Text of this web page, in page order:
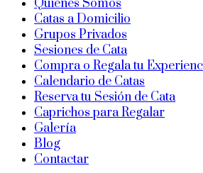
Quiénes Somos
Catas a Domicilio
Grupos Privados
Sesiones de Cata
Compra o Regala tu
Calendario de Catas
Reserva tu Sesión de Cata
Caprichos para Regalar
Galería
Blog
Contactar